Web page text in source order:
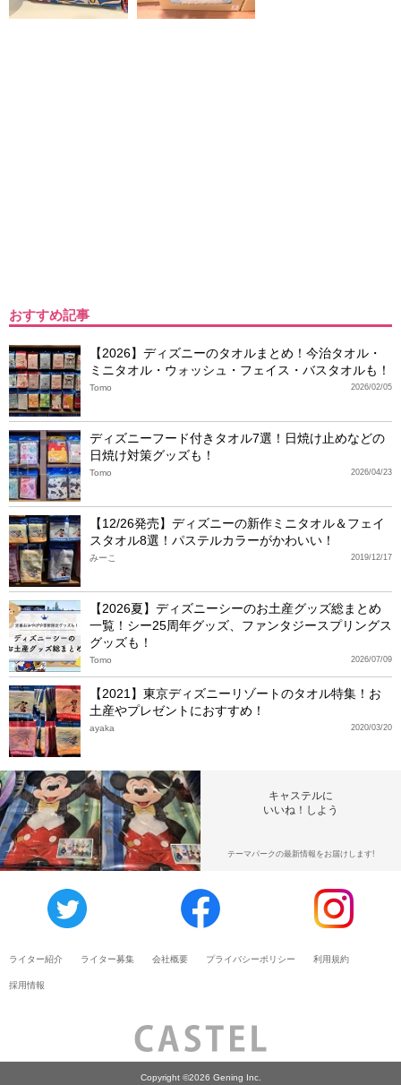
おすすめ記事
【2026】ディズニーのタオルまとめ！今治タオル・
ミニタオル・ウォッシュ・フェイス・バスタオルも！
2026/02/05
Tomo
ディズニーフード付きタオル7選！日焼け止めなどの
日焼け対策グッズも！
2026/04/23
Tomo
【12/26発売】ディズニーの新作ミニタオル＆フェイ
スタオル8選！パステルカラーがかわいい！
2019/12/17
みーこ
【2026夏】ディズニーシーのお土産グッズ総まとめ
一覧！シー25周年グッズ、ファンタジースプリングス
グッズも！
2026/07/09
Tomo
【2021】東京ディズニーリゾートのタオル特集！お
土産やプレゼントにおすすめ！
2020/03/20
ayaka
キャステルに
いいね！しよう
テーマパークの最新情報をお届けします!
ライター紹介 ライター募集 会社概要 プライバシーポリシー 利用規約
採用情報
Copyright ©2026 Gening Inc.